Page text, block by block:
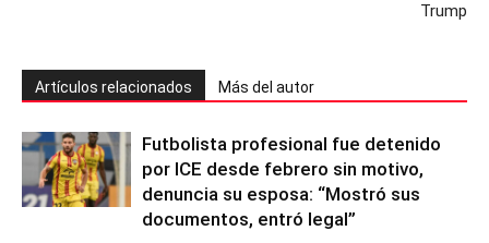
Trump
Artículos relacionados Más del autor
Futbolista profesional fue detenido
por ICE desde febrero sin motivo,
denuncia su esposa: “Mostró sus
documentos, entró legal”